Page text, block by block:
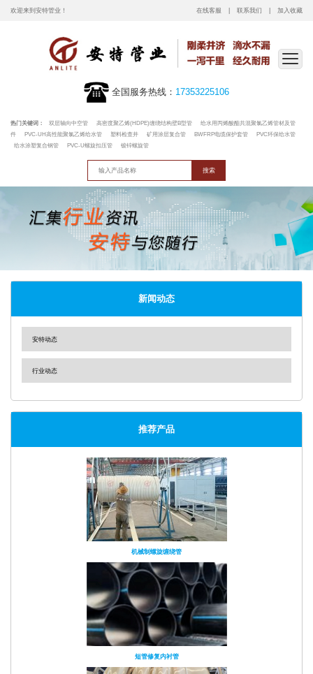
欢迎来到安特管业！ 在线客服 联系我们 加入收藏
全国服务热线： 17353225106
热门关键词： 双层轴向中空管 高密度聚乙烯(HDPE)缠绕结构壁B型管
给水用丙烯酸酯共混聚氯乙烯管材及管
件
PVC-UH高性能聚氯乙烯给水管 塑料检查井 矿用涂层复合管 BWFRP电缆保护套管
PVC环保给水管
给水涂塑复合钢管
PVC-U螺旋扣压管 镀锌螺旋管
新闻动态
安特动态
行业动态
推荐产品
机械制螺旋缠绕管
短管修复内衬管